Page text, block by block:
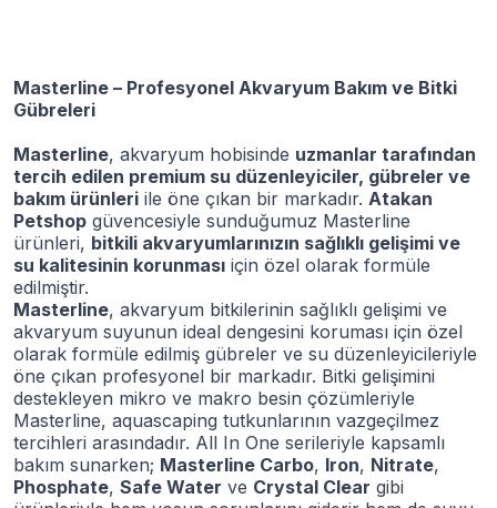
Masterline – Profesyonel Akvaryum Bakım ve Bitki
Gübreleri
Masterline, akvaryum hobisinde uzmanlar tarafından
tercih edilen premium su düzenleyiciler, gübreler ve
bakım ürünleri ile öne çıkan bir markadır. Atakan
Petshop güvencesiyle sunduğumuz Masterline
ürünleri, bitkili akvaryumlarınızın sağlıklı gelişimi ve
su kalitesinin korunması için özel olarak formüle
edilmiştir.
Masterline, akvaryum bitkilerinin sağlıklı gelişimi ve
akvaryum suyunun ideal dengesini koruması için özel
olarak formüle edilmiş gübreler ve su düzenleyicileriyle
öne çıkan profesyonel bir markadır. Bitki gelişimini
destekleyen mikro ve makro besin çözümleriyle
Masterline, aquascaping tutkunlarının vazgeçilmez
tercihleri arasındadır. All In One serileriyle kapsamlı
bakım sunarken; Masterline Carbo, Iron, Nitrate,
Phosphate, Safe Water ve Crystal Clear gibi